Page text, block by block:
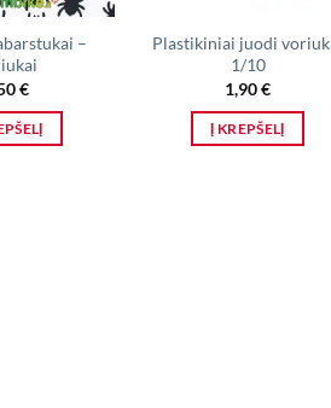
–
€
Plastikiniai juodi
1/10
1,90€
Į KREPŠELĮ